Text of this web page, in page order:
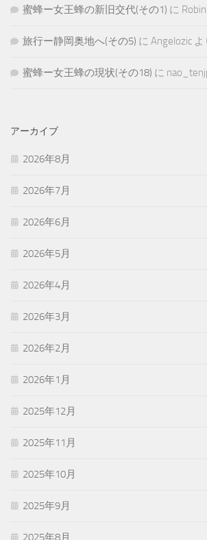
蜜蜂ー女王蜂の新旧交代(その1) に
旅行ー静岡奥地へ(その5) に Angelozic よ
蜜蜂ー女王蜂の現状(その18) に
アーカイブ
2026年8月
2026年7月
2026年6月
2026年5月
2026年4月
2026年3月
2026年2月
2026年1月
2025年12月
2025年11月
2025年10月
2025年9月